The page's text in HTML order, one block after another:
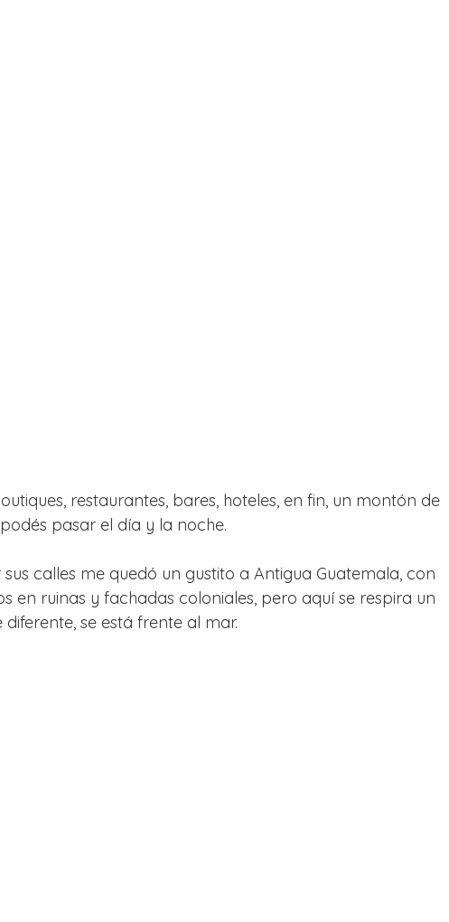
restaurantes, bares, hoteles, en fin, un montón de
pasar el día y la noche.
calles me quedó un gustito a Antigua Guatemala, con
en ruinas y fachadas coloniales, pero aquí se respira un
se está frente al mar.